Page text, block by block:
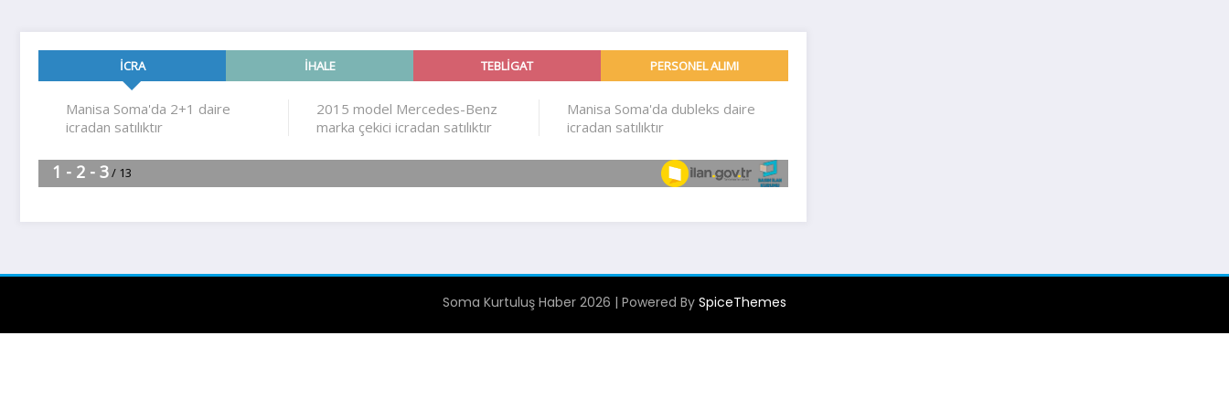
Soma Kurtuluş Haber 2026 | Powered By SpiceThemes